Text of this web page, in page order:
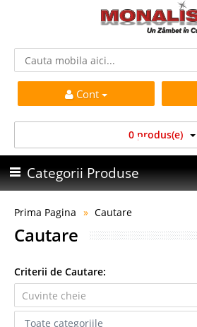
Cont
0 produs(e)
Categorii Produse
Prima Pagina Cautare
Cautare
Criterii de Cautare: